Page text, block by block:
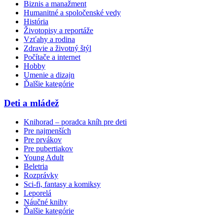
Biznis a manažment
Humanitné a spoločenské vedy
História
Životopisy a reportáže
Vzťahy a rodina
Zdravie a životný štýl
Počítače a internet
Hobby
Umenie a dizajn
Ďalšie kategórie
Deti a mládež
Knihorad – poradca kníh pre deti
Pre najmenších
Pre prvákov
Pre pubertiakov
Young Adult
Beletria
Rozprávky
Sci-fi, fantasy a komiksy
Leporelá
Náučné knihy
Ďalšie kategórie